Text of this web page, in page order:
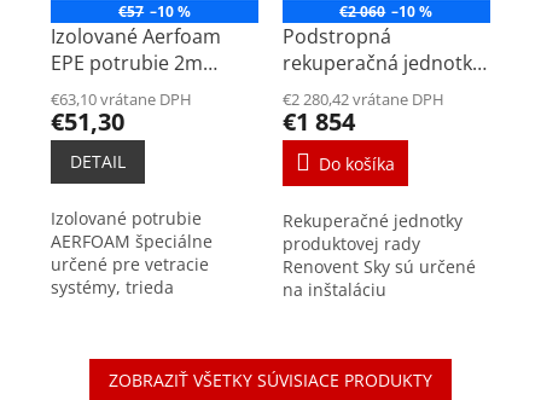
€57 –10 %
Izolované Aerfoam
EPE potrubie 2m
DN125mm
€63,10 vrátane DPH
€51,30
DETAIL
Izolované potrubie
AERFOAM špeciálne
určené pre vetracie
systémy, trieda
pripojovacie potrubia
majú vynikajúce izolačné
€2 060 –10 %
Podstropná
rekuperačná jednotka
Renovent Sky P150
€2 280,42 vrátane DPH
€1 854
Do košíka
Rekuperačné jednotky
produktovej rady
Renovent Sky sú určené
na inštaláciu
na strop. Renovent Sky
P150 vďaka svojej
ZOBRAZIŤ VŠETKY SÚVISIACE PRODUKTY